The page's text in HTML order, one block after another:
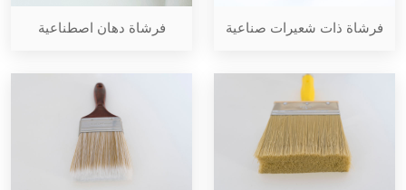
فرشاة ذات شعيرات صناعية فرشاة دهان اصطناعية